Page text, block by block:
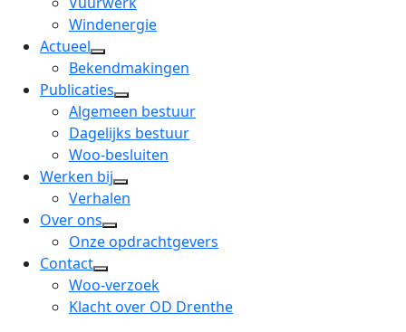
Windenergie
Actueel
open
dropdown
menu
Bekendmakingen
Publicaties
open
dropdown
menu
Algemeen bestuur
Dagelijks bestuur
Woo-besluiten
Werken bij
open
menu
Verhalen
Over ons
open
dropdown
menu
Onze opdrachtgevers
Contact
open
dropdown
Woo-verzoek
Klacht over OD Drenthe